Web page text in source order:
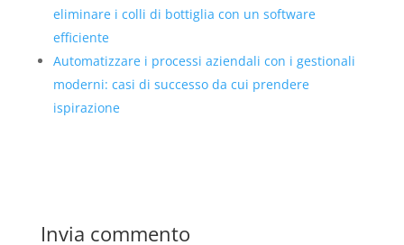
eliminare i colli di bottiglia con un software
efficiente
Automatizzare i processi aziendali con i gestionali
moderni: casi di successo da cui prendere
ispirazione
Invia commento